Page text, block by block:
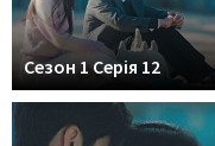
Сезон 1 Серія 12